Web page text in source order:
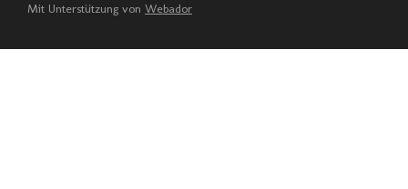
Mit Unterstützung von Webador